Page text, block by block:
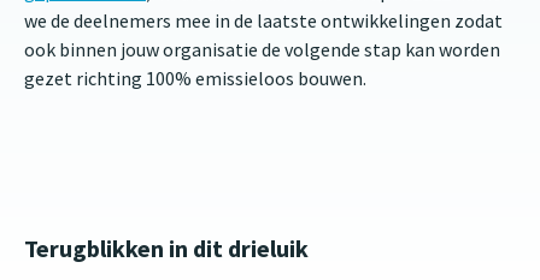
we de deelnemers mee in de laatste ontwikkelingen zodat
ook binnen jouw organisatie de volgende stap kan worden
gezet richting 100% emissieloos bouwen.
Terugblikken in dit drieluik